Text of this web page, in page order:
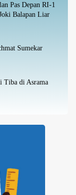
Pas Depan RI-1
Balapan Liar
Sumekar
Tiba di Asrama